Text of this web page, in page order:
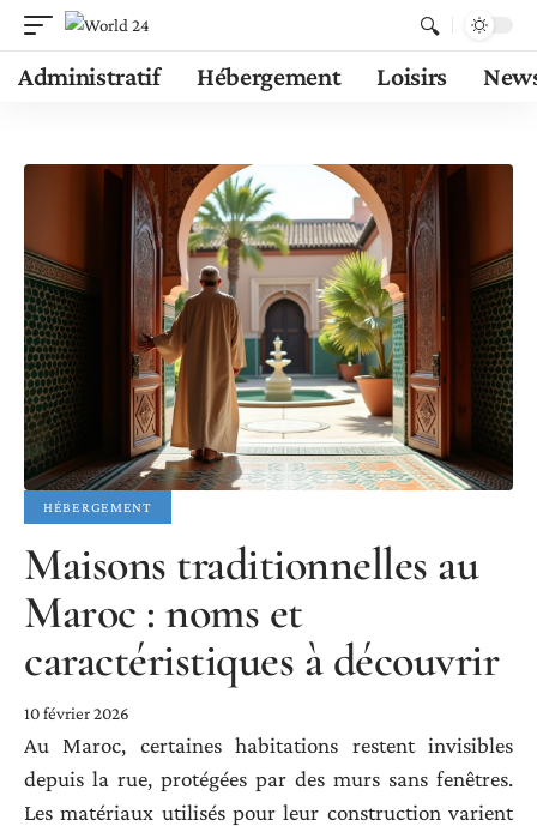
Administratif Hébergement Loisirs
HÉBERGEMENT
Maisons traditionnelles au
Maroc : noms et
caractéristiques à découvrir
10 février 2026
Au Maroc, certaines habitations restent invisibles
depuis la rue, protégées par des murs sans fenêtres.
Les matériaux utilisés pour leur construction varient